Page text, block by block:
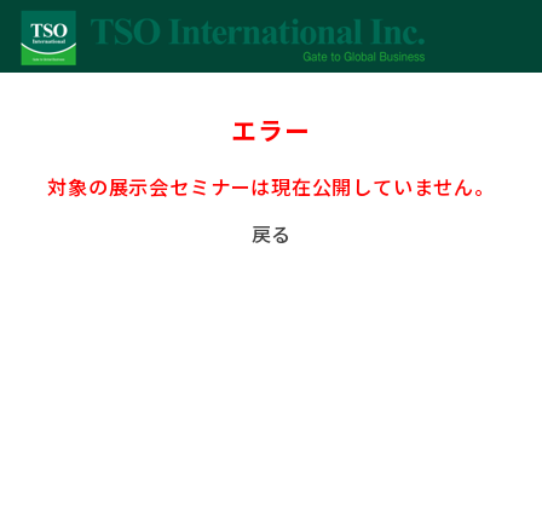
エラー
対象の展示会セミナーは現在公開していません。